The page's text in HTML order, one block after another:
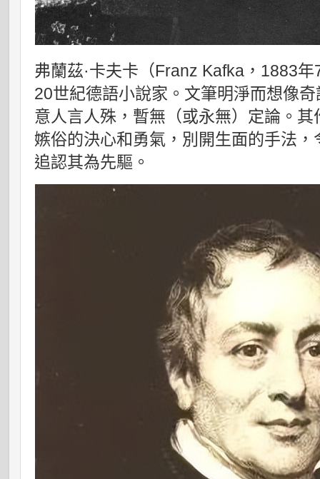
弗蘭茲·卡夫卡（Franz Kafka，1883
20世紀德語小說家。文筆明淨而想像
意人言人殊，暫無（或永無）定論。
嫉俗的決心和勇氣，別開生面的手法
追認其為先驅。